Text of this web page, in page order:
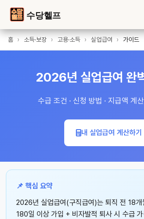
수당헬프
홈 › 소득·보장 › 고용·소득 › 실업급여 › 가이드
2026년 실업급여 완
수급 조건 · 신청 방법 · 지급액 계
내 실업급여 계산하기
📌 핵심 요약
2026년 실업급여(구직급여)는 퇴직 전 18개
180일 이상 가입 + 비자발적 퇴사 시 수급